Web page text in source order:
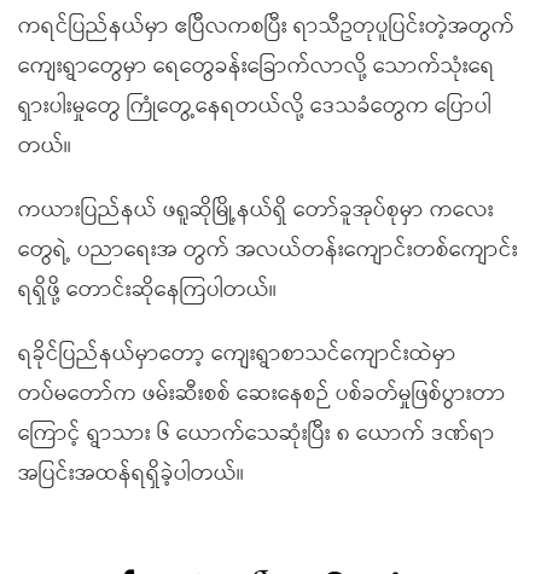
ကရင်ပြည်နယ်မှာ ဧပြီလကစပြီး ရာသီဥတုပူပြင်းတဲ့အတွက်
ကျေးရွာတွေမှာ ရေတွေခန်းခြောက်လာလို့ သောက်သုံးရေ
ရှားပါးမှုတွေ ကြုံတွေ့နေရတယ်လို့ ဒေသခံတွေက ပြောပါ
တယ်။
ကယားပြည်နယ် ဖရူဆိုမြို့နယ်ရှိ တော်ခူအုပ်စုမှာ ကလေး
တွေရဲ့ ပညာရေးအ တွက် အလယ်တန်းကျောင်းတစ်ကျောင်း
ရရှိဖို့ တောင်းဆိုနေကြပါတယ်။
ရခိုင်ပြည်နယ်မှာတော့ ကျေးရွာစာသင်ကျောင်းထဲမှာ
တပ်မတော်က ဖမ်းဆီးစစ် ဆေးနေစဉ် ပစ်ခတ်မှုဖြစ်ပွားတာ
ကြောင့် ရွာသား ၆ ယောက်သေဆုံးပြီး ၈ ယောက် ဒဏ်ရာ
အပြင်းအထန်ရရှိခဲ့ပါတယ်။